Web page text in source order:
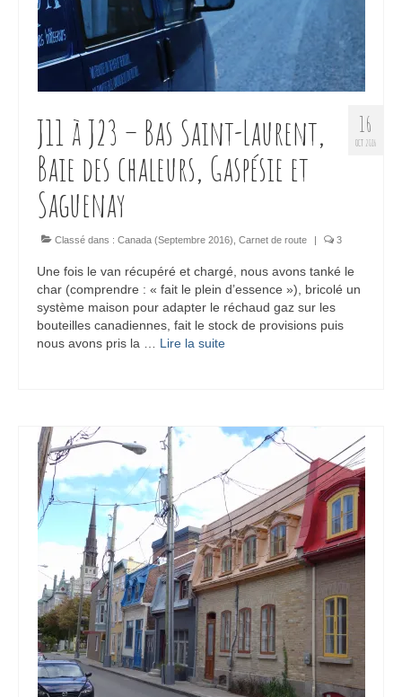
16
OCT 2016
J11 à J23 – Bas Saint-Laurent,
Baie des chaleurs, Gaspésie et
Saguenay
Classé dans : Canada (Septembre 2016) Carnet de route | 3
Une fois le van récupéré et chargé, nous avons tanké le
char (comprendre : « fait le plein d’essence »), bricolé un
système maison pour adapter le réchaud gaz sur les
bouteilles canadiennes, fait le stock de provisions puis
nous avons pris la … Lire la suite­­